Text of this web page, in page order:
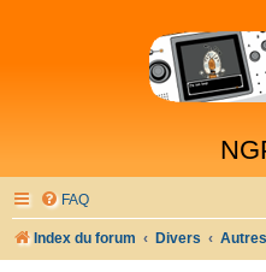
FAQ
Index du forum Divers